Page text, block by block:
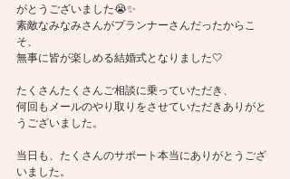
がとうございました😭✨
素敵なみなみさんがプランナーさんだったからこ
そ、
無事に皆が楽しめる結婚式となりました🤍
たくさんたくさんご相談に乗っていただき、
何回もメールのやり取りをさせていただきありがと
うございました。
当日も、たくさんのサポート本当にありがとうござ
いました。